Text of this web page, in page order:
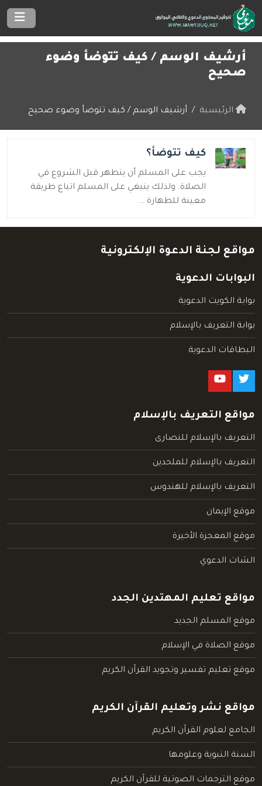
أرشيف الوسم / كيف تتوضأ وضوء
صحيح
الرئيسية أرشيف الوسم / كيف تتوضأ وضوء صحيح
كيف تتوضأ؟
يجب على المسلم أن يتطهر قبل الشروع في
الصلاة. ولذلك ينبغي على المسلم اتباع طريقة
معينة للطهارة ...
مواقع لجنة الدعوة الإلكترونية
البوابات الدعوية
بوابة الكويت الدعوية
بوابة التعريف بالإسلام
البطاقات الدعوية
مواقع التعريف بالإسلام
التعريف بالإسلام للنصارى
التعريف بالإسلام للملحدين
التعريف بالإسلام للهندوس
موقع الإيمان
موقع المعجزة الأخيرة
الشات الدعوي
مواقع تعليم المهتدين الجدد
موقع المسلم الجديد
موقع الصلاة في الإسلام
موقع تعليم تفسير وتجويد القرآن الكريم
مواقع نشر وتعليم القرآن الكريم
الجامع لعلوم القرآن الكريم
السنة النبوية وعلومها
موقع الترجمات الصوتية للقرآن الكريم